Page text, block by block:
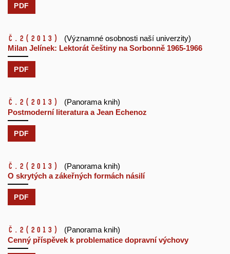
PDF
č.2 (2013)
(Významné osobnosti naší univerzity)
Milan Jelínek: Lektorát češtiny na Sorbonně 1965-1966
PDF
č.2 (2013)
(Panorama knih)
Postmoderní literatura a Jean Echenoz
PDF
č.2 (2013)
(Panorama knih)
O skrytých a zákeřných formách násilí
PDF
č.2 (2013)
(Panorama knih)
Cenný příspěvek k problematice dopravní výchovy